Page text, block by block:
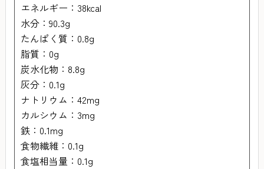
エネルギー：38kcal
水分：90.3g
たんぱく質：0.8g
脂質：0g
炭水化物：8.8g
灰分：0.1g
ナトリウム：42mg
カルシウム：3mg
鉄：0.1mg
食物繊維：0.1g
食塩相当量：0.1g